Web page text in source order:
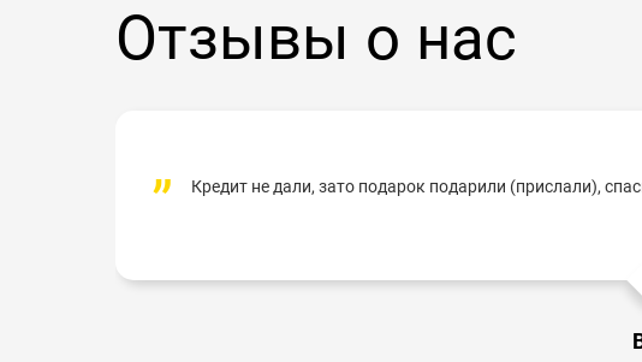
Отзывы о нас
Кредит не дали, зато подарок подарили (прислали),